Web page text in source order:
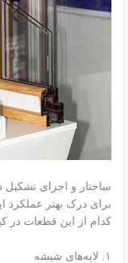
ساختار و اجزای تشکیل
برای درک بهتر عملکرد
کدام از این قطعات در
۱. لایه‌های شیشه